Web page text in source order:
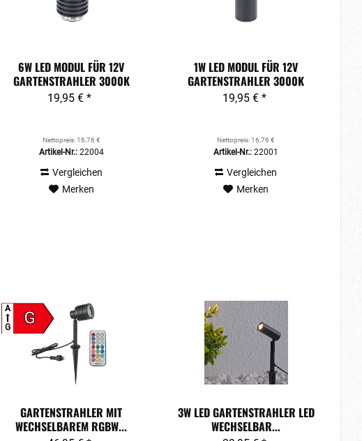
6W LED MODUL FÜR 12V
GARTENSTRAHLER 3000K
WARMWEISS
19,95 € *
Nettopreis: 16,76 €
Artikel-Nr.:22004
Vergleichen
Merken
1W LED MODUL FÜR 12V
GARTENSTRAHLER 3000K
WARMWEISS
19,95 € *
Nettopreis: 16,76 €
Artikel-Nr.: 22001
Vergleichen
Merken
G
A
G
GARTENSTRAHLER MIT
WECHSELBAREM RGBW...
3W LED GARTENSTRAHLER LED
WECHSELBAR...